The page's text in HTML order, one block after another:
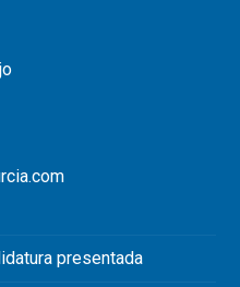
presentada